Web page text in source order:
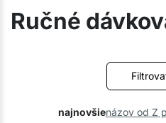
Ručné
najnovšienázov od Z